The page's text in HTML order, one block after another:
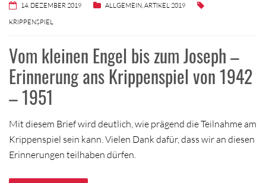
14. DEZEMBER 2019 ALLGEMEIN ARTIKEL 2019
KRIPPENSPIEL
Vom kleinen Engel bis zum Joseph –
Erinnerung ans Krippenspiel von 1942
– 1951
Mit diesem Brief wird deutlich, wie prägend die Teilnahme am
Krippenspiel sein kann. Vielen Dank dafür, dass wir an diesen
Erinnerungen teilhaben dürfen.